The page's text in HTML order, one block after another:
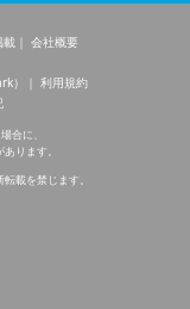
載
会社概要
）
利用規約
合に、
ります。
載を禁じます。